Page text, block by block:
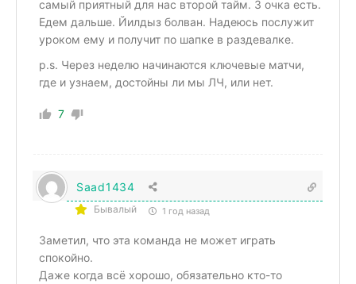
самый приятный для нас второй тайм. 3 очка есть.
Едем дальше. Йилдыз болван. Надеюсь послужит
уроком ему и получит по шапке в раздевалке.
p.s. Через неделю начинаются ключевые матчи,
где и узнаем, достойны ли мы ЛЧ, или нет.
7
Saad1434
Бывалый 1 год назад
Заметил, что эта команда не может играть
спокойно.
Даже когда всё хорошо, обязательно кто-то